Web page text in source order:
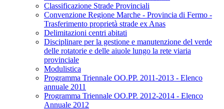
Classificazione Strade Provinciali
Convenzione Regione Marche - Provincia di Fermo -
Trasferimento proprietà strade ex Anas
Delimitazioni centri abitati
Disciplinare per la gestione e manutenzione del verde
delle rotatorie e delle aiuole lungo la rete viaria
provinciale
Modulistica
Programma Triennale OO.PP. 2011-2013 - Elenco
annuale 2011
Programma Triennale OO.PP. 2012-2014 - Elenco
Annuale 2012